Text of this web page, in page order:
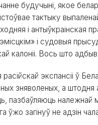
будучыні, якое
тактыку
і антыўкраінская
і судовыя
калоніі. Вось што
экспансіі ў
зняволеных, а
пазбаўляюць належнай
ўжо загінуў не адзін